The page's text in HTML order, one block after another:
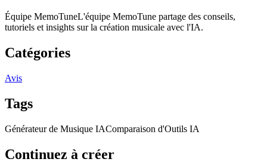
Équipe MemoTuneL'équipe MemoTune partage des conseils,
tutoriels et insights sur la création musicale avec l'IA.
Catégories
Avis
Tags
Générateur de Musique IAComparaison d'Outils IA
Continuez à créer